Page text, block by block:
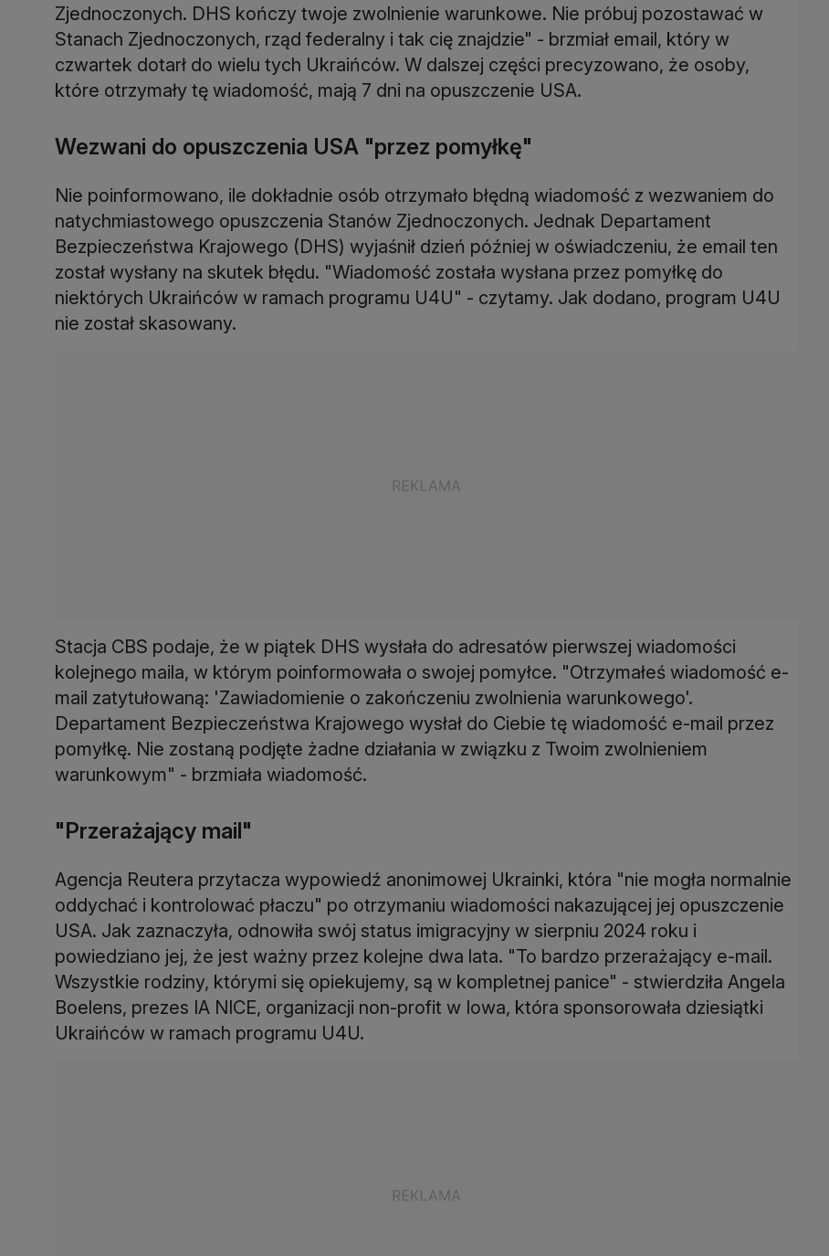
Zjednoczonych. DHS kończy twoje zwolnienie warunkowe. Nie próbuj pozostawać w
Stanach Zjednoczonych, rząd federalny i tak cię znajdzie" - brzmiał email, który w
czwartek dotarł do wielu tych Ukraińców. W dalszej części precyzowano, że osoby,
które otrzymały tę wiadomość, mają 7 dni na opuszczenie USA.
Wezwani do opuszczenia USA "przez pomyłkę"
Nie poinformowano, ile dokładnie osób otrzymało błędną wiadomość z wezwaniem do
natychmiastowego opuszczenia Stanów Zjednoczonych. Jednak Departament
Bezpieczeństwa Krajowego (DHS) wyjaśnił dzień później w oświadczeniu, że email ten
został wysłany na skutek błędu. "Wiadomość została wysłana przez pomyłkę do
niektórych Ukraińców w ramach programu U4U" - czytamy. Jak dodano, program U4U
nie został skasowany.
Stacja CBS podaje, że w piątek DHS wysłała do adresatów pierwszej wiadomości
kolejnego maila, w którym poinformowała o swojej pomyłce. "Otrzymałeś wiadomość e-
mail zatytułowaną: 'Zawiadomienie o zakończeniu zwolnienia warunkowego'.
Departament Bezpieczeństwa Krajowego wysłał do Ciebie tę wiadomość e-mail przez
pomyłkę. Nie zostaną podjęte żadne działania w związku z Twoim zwolnieniem
warunkowym" - brzmiała wiadomość.
"Przerażający mail"
Agencja Reutera przytacza wypowiedź anonimowej Ukrainki, która "nie mogła normalnie
oddychać i kontrolować płaczu" po otrzymaniu wiadomości nakazującej jej opuszczenie
USA. Jak zaznaczyła, odnowiła swój status imigracyjny w sierpniu 2024 roku i
powiedziano jej, że jest ważny przez kolejne dwa lata. "To bardzo przerażający e-mail.
Wszystkie rodziny, którymi się opiekujemy, są w kompletnej panice" - stwierdziła Angela
Boelens, prezes IA NICE, organizacji non-profit w Iowa, która sponsorowała dziesiątki
Ukraińców w ramach programu U4U.